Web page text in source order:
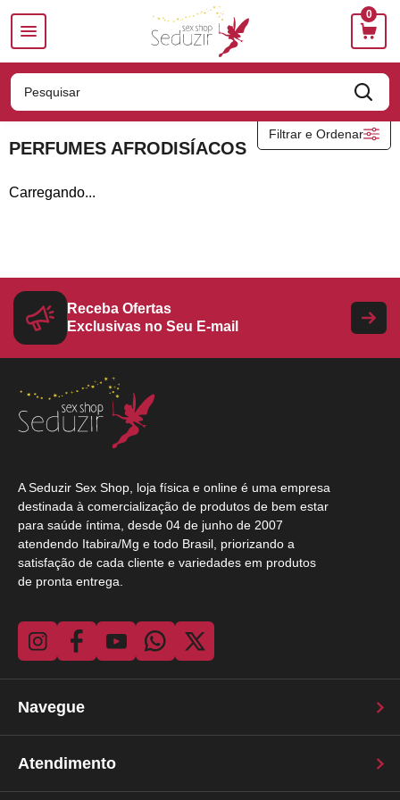
0
Filtrar e Ordenar
COSMÉTICOS
AROMATIZANTE BUCAL
DESODORANTE ÍNTIMO
ESTIMULANTES
EXCITANTES
GEL PARA SEXO ANAL
GEL RETARDANTE
LUBRIFICANTES
MASSAGEM CORPORAL
PERFUMES INSPIRAÇÕES IMPORTADOS
AMAKHA PARIS
SABONETE ÍNTIMO
Ordenar
A - Z Z - A
Maior Preço
Mais Vendidos
Novidades
Mais Relevantes
Marcas
PERFUMES AFRODISÍACOS
Carregando...
Receba Ofertas
Exclusivas no Seu E-mail
A Seduzir Sex Shop, loja física e online é uma empresa
destinada à comercialização de produtos de bem estar
para saúde íntima, desde 04 de junho de 2007
atendendo Itabira/Mg e todo Brasil, priorizando a
satisfação de cada cliente e variedades em produtos
de pronta entrega.
Navegue
Atendimento